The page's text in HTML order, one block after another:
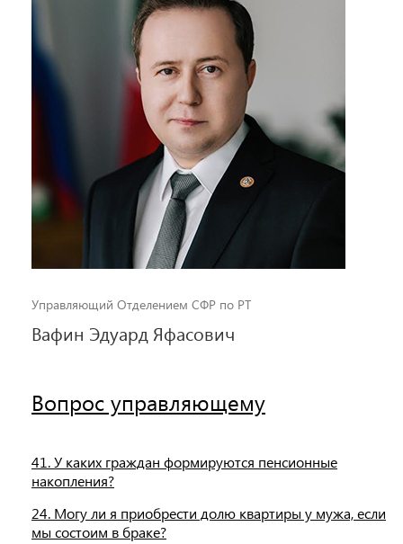
Управляющий Отделением СФР по РТ
Вафин Эдуард Яфасович
Вопрос управляющему
41. У каких граждан формируются пенсионные
накопления?
24. Могу ли я приобрести долю квартиры у мужа, если
мы состоим в браке?